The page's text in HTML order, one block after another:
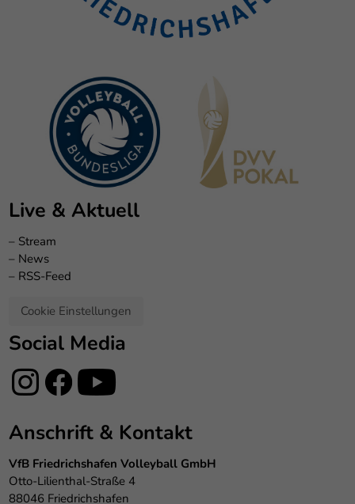
Live & Aktuell
– Stream
– News
– RSS-Feed
Cookie Einstellungen
Social Media
Anschrift & Kontakt
VfB Friedrichshafen Volleyball GmbH
Otto-Lilienthal-Straße 4
88046 Friedrichshafen